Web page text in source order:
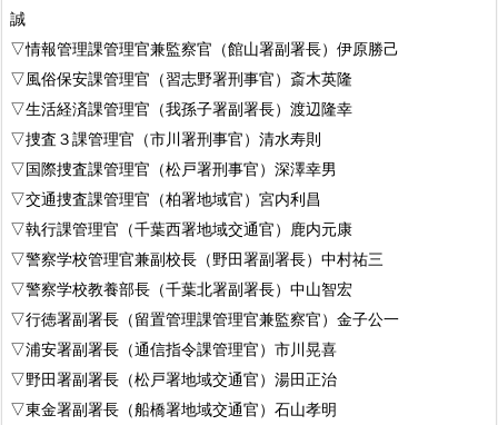
誠
▽情報管理課管理官兼監察官（館山署副署長）伊原勝己
▽風俗保安課管理官（習志野署刑事官）斎木英隆
▽生活経済課管理官（我孫子署副署長）渡辺隆幸
▽捜査３課管理官（市川署刑事官）清水寿則
▽国際捜査課管理官（松戸署刑事官）深澤幸男
▽交通捜査課管理官（柏署地域官）宮内利昌
▽執行課管理官（千葉西署地域交通官）鹿内元康
▽警察学校管理官兼副校長（野田署副署長）中村祐三
▽警察学校教養部長（千葉北署副署長）中山智宏
▽行徳署副署長（留置管理課管理官兼監察官）金子公一
▽浦安署副署長（通信指令課管理官）市川晃喜
▽野田署副署長（松戸署地域交通官）湯田正治
▽東金署副署長（船橋署地域交通官）石山孝明